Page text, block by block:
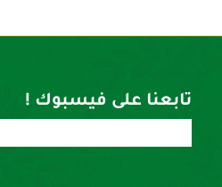
تابعنا على فيسبوك !